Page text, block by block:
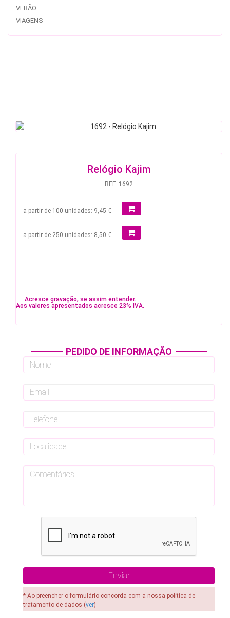
VERÃO
VIAGENS
Relógio Kajim
REF: 1692
a partir de 100 unidades: 9,45 €
a partir de 250 unidades: 8,50 €
Acresce gravação, se assim entender.
Aos valores apresentados acresce 23% IVA.
PEDIDO DE INFORMAÇÃO
* Ao preencher o formulário concorda com a nossa política de
tratamento de dados (ver)